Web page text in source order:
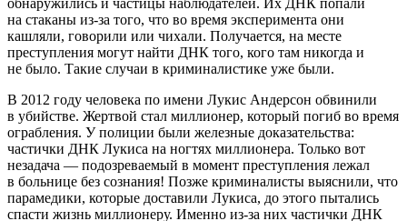
на стаканы из-за того, что во время эксперимента они
кашляли, говорили или чихали. Получается, на месте
преступления могут найти ДНК того, кого там никогда и
не было. Такие случаи в криминалистике уже были.
В 2012 году человека по имени Лукис Андерсон обвинили
в убийстве. Жертвой стал миллионер, который погиб во время
ограбления. У полиции были железные доказательства:
частички ДНК Лукиса на ногтях миллионера. Только вот
незадача — подозреваемый в момент преступления лежал
в больнице без сознания! Позже криминалисты выяснили, что
парамедики, которые доставили Лукиса, до этого пытались
спасти жизнь миллионеру. Именно из-за них частички ДНК